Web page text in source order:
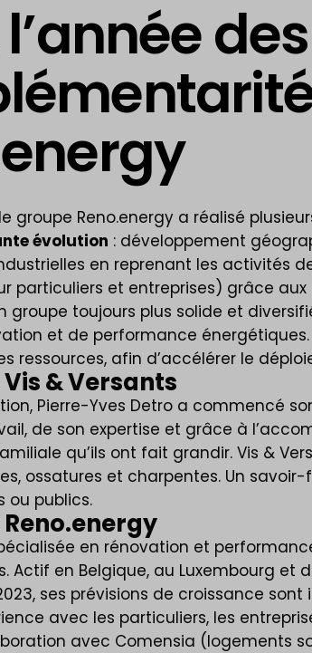
le groupe Reno.energy a réalisé
évolution : développement
en reprenant les activités
particuliers et entreprises) grâce
groupe toujours plus solide et
et de performance
ressources, afin d’accélérer le
& Versants
Pierre-Yves Detro a commencé
de son expertise et grâce à
qu’ils ont fait grandir. Vis &
ossatures et charpentes. Un
ou publics.
en rénovation et
Actif en Belgique, au Luxembourg
ses prévisions de croissance sont
avec les particuliers, les
avec Comensia (logements